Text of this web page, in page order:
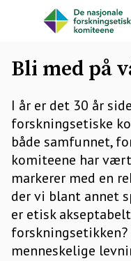
Bli med på
I år er det 30 år
forskningsetiske
både samfunnet,
komiteene har
markerer med en
der vi blant annet
er etisk
menneskelige